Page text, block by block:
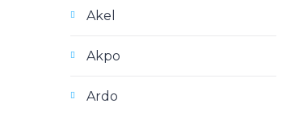
Akel
Akpo
Ardo